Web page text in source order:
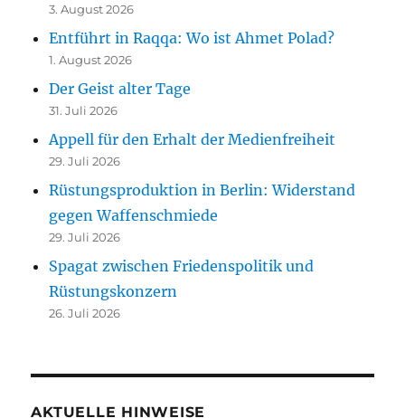
3. August 2026
Entführt in Raqqa: Wo ist Ahmet Polad?
1. August 2026
Der Geist alter Tage
31. Juli 2026
Appell für den Erhalt der Medienfreiheit
29. Juli 2026
Rüstungsproduktion in Berlin: Widerstand
gegen Waffenschmiede
29. Juli 2026
Spagat zwischen Friedenspolitik und
Rüstungskonzern
26. Juli 2026
AKTUELLE HINWEISE